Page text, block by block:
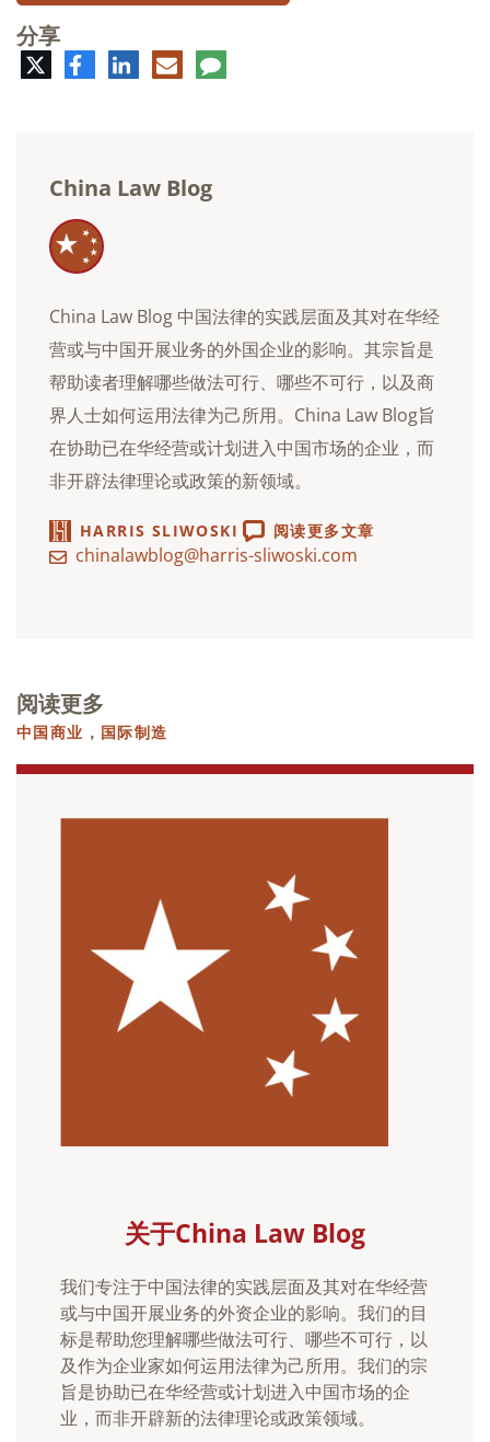
分享
特
脸
书
领
英
电
子
评
论
China Law Blog
China Law Blog 中国法律的实践层面及其对在华经
营或与中国开展业务的外国企业的影响。其宗旨是
帮助读者理解哪些做法可行、哪些不可行，以及商
界人士如何运用法律为己所用。China Law Blog旨
在协助已在华经营或计划进入中国市场的企业，而
非开辟法律理论或政策的新领域。
HARRIS SLIWOSKI 阅读更多文章
chinalawblog@harris-sliwoski.com
阅读更多
中国商业 ， 国际制造
关于China Law Blog
我们专注于中国法律的实践层面及其对在华经营
或与中国开展业务的外资企业的影响。我们的目
标是帮助您理解哪些做法可行、哪些不可行，以
及作为企业家如何运用法律为己所用。我们的宗
旨是协助已在华经营或计划进入中国市场的企
业，而非开辟新的法律理论或政策领域。